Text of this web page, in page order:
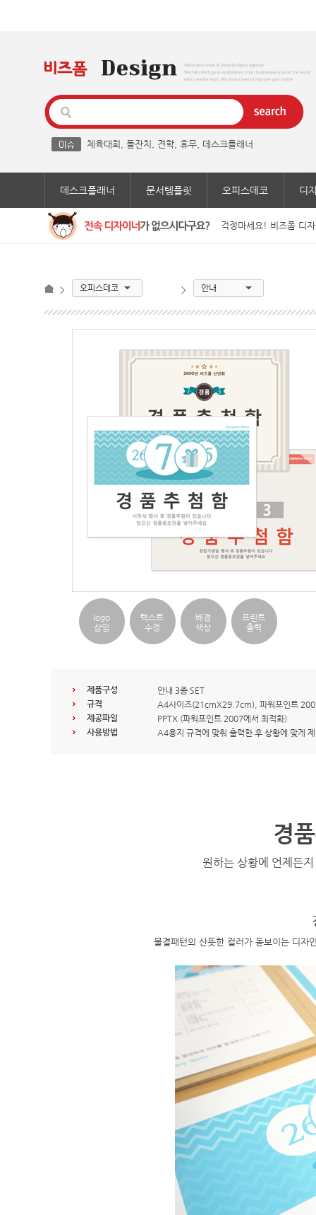
체육대회 돌잔치 견학, 휴무, 데스크플래너
데스크플래너 문서템플릿 오피스데코 디
걱정마세요! 비즈폼 디
> 오피스데코 > 안내
logo
삽입
텍스트
수정
배경
색상
프린트
출력
제품구성
안내 3종 SET
규격
A4사이즈(21cmX29.7cm), 파워포인트
제공파일
PPTX (파워포인트 2007에서 최적화)
사용방법
A4용지 규격에 맞춰 출력한 후 상황에 맞게
경
원하는 상황에 언제든
물결패턴의 산뜻한 컬러가 돋보이는 디자